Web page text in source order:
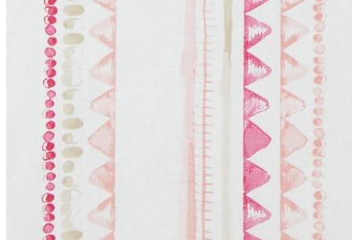
Люксус / Luxxus
Новая классика / New Classics
Современный / Modern
Современный 2.0 / Modern 2.0
Ульф Мориц / Ulf Moritz
Родекор (RoDecor)
Ар-Деко
Барокко
Царскосельский Рококо
Хайвуд (HIWOOD) — декоративные панели, плинтусы,
Hiwood Decor
ХАЙВУД (HIWOOD) ДЕКОРАТИВНЫЕ ПАНЕЛИ,
+
КЛЕЙ | ИНСТРУМЕНТЫ